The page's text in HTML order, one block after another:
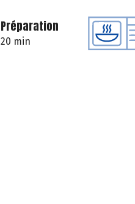
Préparation
20 min